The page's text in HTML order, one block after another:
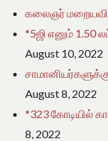
கலைஞர்
*5ஜி எனும் 1.50
August 10, 2022
August 8, 2022
*323 கோடியில்
8, 2022